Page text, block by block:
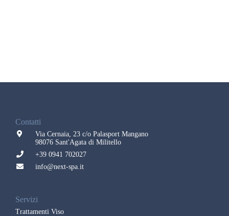
Contatti
Via Cernaia, 23 c/o Palasport Mangano
98076 Sant'Agata di Militello
+39 0941 702027
info@next-spa.it
Servizi
Trattamenti Viso